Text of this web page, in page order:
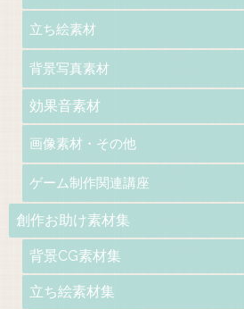
立ち絵素材
背景写真素材
効果音素材
画像素材・その他
ゲーム制作関連講座
創作お助け素材集
背景CG素材集
立ち絵素材集